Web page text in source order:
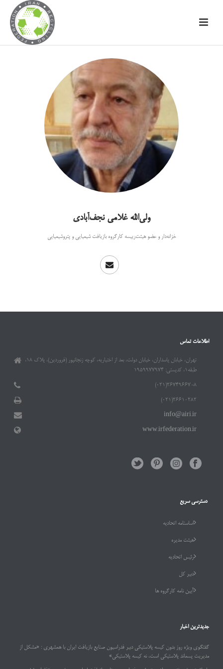
ولی‌الله غلامی نجف‌آبادی
خزانه‌دار و عضو هیئت‌رییسه کارگروه بازیافت شیمیایی و پتروشیمیایی
اطلاعات تماس
تهران، خیابان پاسداران، خیابان دولت، بعد از اختیاریه، کوچه زنجانپور (فروردین)، پلاک ۱۸،
طبقه۱، کدپستی: ۱۹۵۹۹۷۷۹۷۴
۲۶۷۴۹۶۶۷-۸(۰۲۱)
۲۶۶۱۰۲۸۲(۰۲۱)
info@airi.ir
www.irfederation.ir
دسترسی سریع
اساسنامه اتحادیه
هیئت مدیره
رئیس اتحادیه
دبیر کل
آیین نامه کارگروه ها
جدیدترین اخبار
گفتگوی ویژه روز بدون کیسه پلاستیکی دبیر فدراسیون صنایع بازیافت ایران با همشهری : «مشکل از
مدیریت پسماند پلاستیکی است، نه کیسه پلاستیکی»